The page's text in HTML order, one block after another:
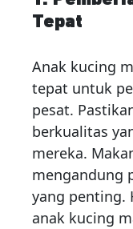
Tepat
Anak kucing
tepat untuk
pesat.
berkualitas
mereka.
mengandung
yang penting.
anak kucing